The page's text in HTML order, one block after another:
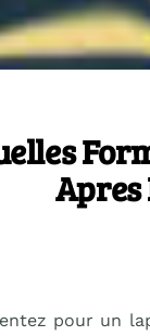
Apres
pour un